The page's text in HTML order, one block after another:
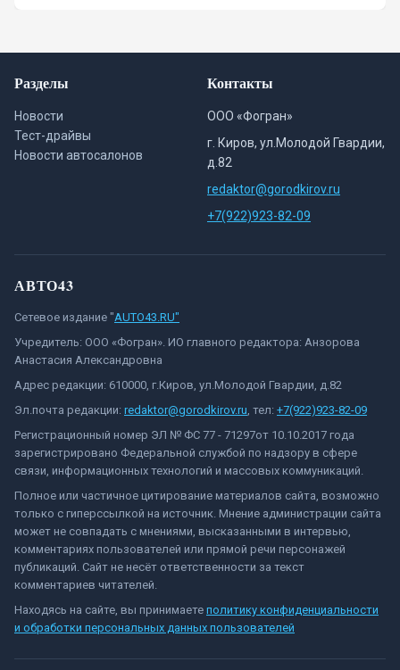
Разделы
Новости
Тест-драйвы
Новости автосалонов
Контакты
ООО «Фогран»
г. Киров, ул.Молодой Гвардии,
д.82
redaktor@gorodkirov.ru
+7(922)923-82-09
АВТО43
Сетевое издание "AUTO43.RU"
Учредитель: ООО «Фогран». ИО главного редактора: Анзорова
Анастасия Александровна
Адрес редакции: 610000, г.Киров, ул.Молодой Гвардии, д.82
Эл.почта редакции: redaktor@gorodkirov.ru, тел: +7(922)923-82-09
Регистрационный номер ЭЛ № ФС 77 - 71297от 10.10.2017 года
зарегистрировано Федеральной службой по надзору в сфере
связи, информационных технологий и массовых коммуникаций.
Полное или частичное цитирование материалов сайта, возможно
только с гиперссылкой на источник. Мнение администрации сайта
может не совпадать с мнениями, высказанными в интервью,
комментариях пользователей или прямой речи персонажей
публикаций. Сайт не несёт ответственности за текст
комментариев читателей.
Находясь на сайте, вы принимаете политику конфиденциальности
и обработки персональных данных пользователей